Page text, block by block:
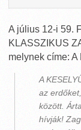
A július 12-i 59.
KLASSZIKUS
melynek címe: A
A
az
között.
hívják!